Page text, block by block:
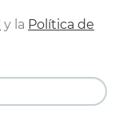
y la Política de